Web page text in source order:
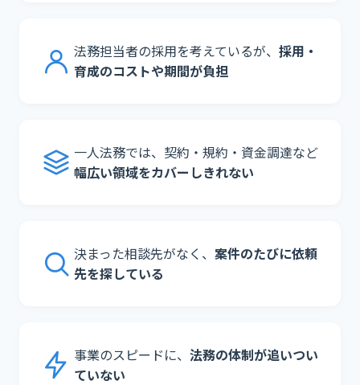
法務担当者の採用を考えているが、 採用・
育成のコストや期間が負担
一人法務では、契約・規約・資金調達など
幅広い領域をカバーしきれない
決まった相談先がなく、 案件のたびに依頼
先を探している
事業のスピードに、 法務の体制が追いつい
ていない